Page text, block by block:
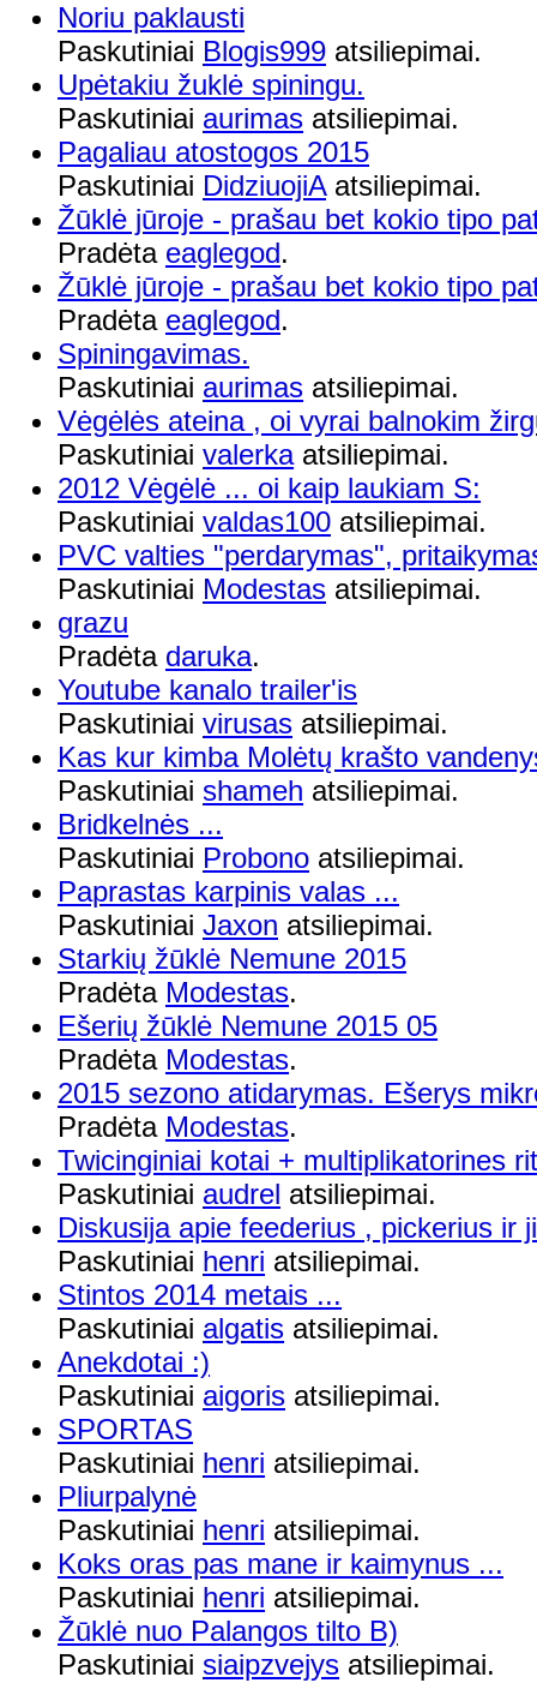
Noriu paklausti
Paskutiniai Blogis999 atsiliepimai.
Upėtakiu žuklė spiningu.
Paskutiniai aurimas atsiliepimai.
Pagaliau atostogos 2015
Paskutiniai DidziuojiAatsiliepimai.
Žūklė jūroje - prašau bet kokio tipo
Pradėta eaglegod.
Žūklė jūroje - prašau bet kokio tipo
Pradėta eaglegod.
Spiningavimas.
Paskutiniai aurimas atsiliepimai.
Vėgėlės ateina , oi vyrai balnokim
Paskutiniai valerkaatsiliepimai.
2012 Vėgėlė ... oi kaip laukiam S:
Paskutiniai valdas100 atsiliepimai.
PVC valties "perdarymas",
Paskutiniai Modestas atsiliepimai.
grazu
Pradėta daruka.
Youtube kanalo trailer'is
Paskutiniai virusas atsiliepimai.
Kas kur kimba Molėtų krašto
Paskutiniai shameh atsiliepimai.
Bridkelnės ...
Paskutiniai Probono atsiliepimai.
Paprastas karpinis valas ...
Paskutiniai Jaxon atsiliepimai.
Starkių žūklė Nemune 2015
Pradėta Modestas.
Ešerių žūklė Nemune 2015 05
Pradėta Modestas.
2015 sezono atidarymas. Ešerys
Pradėta Modestas.
Twicinginiai kotai + multiplikatorines
Paskutiniai audrel atsiliepimai.
Diskusija apie feederius , pickerius ir
Paskutiniai henri atsiliepimai.
Stintos 2014 metais ...
Paskutiniai algatis atsiliepimai.
Anekdotai :)
Paskutiniai aigoris atsiliepimai.
SPORTAS
Paskutiniai henri atsiliepimai.
Pliurpalynė
Paskutiniai henri atsiliepimai.
Koks oras pas mane ir kaimynus ...
Paskutiniai henri atsiliepimai.
Žūklė nuo Palangos tilto B)
Paskutiniai siaipzvejys atsiliepimai.